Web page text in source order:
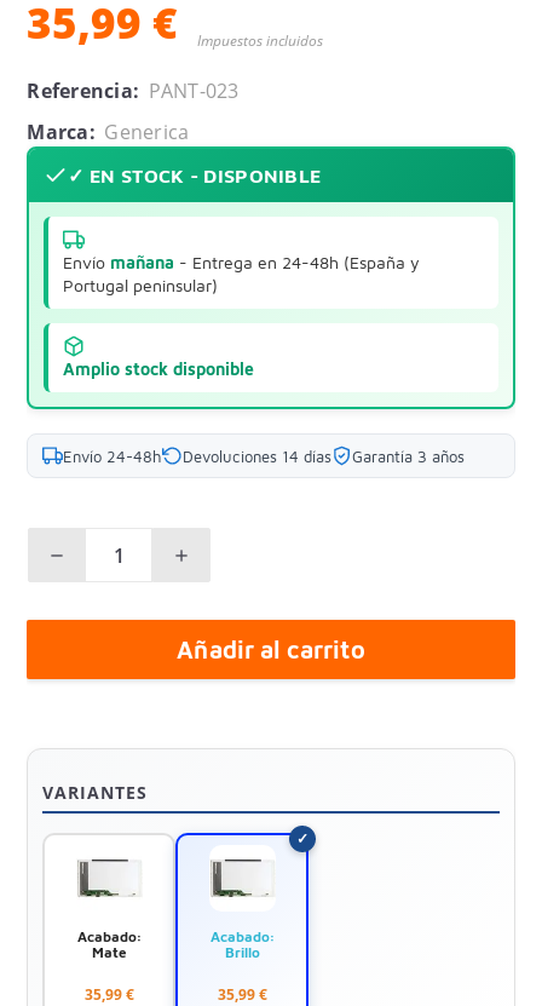
35,99 € Impuestos incluidos
Referencia: PANT-023
Marca: Generica
✓ EN STOCK - DISPONIBLE
Envío mañana - Entrega en 24-48h (España y
Portugal peninsular)
Amplio stock disponible
Envío 24-48h Devoluciones 14 días Garantía 3 años
Añadir al carrito
VARIANTES
Acabado:
Mate
35,99 €
Acabado:
Brillo
35,99 €